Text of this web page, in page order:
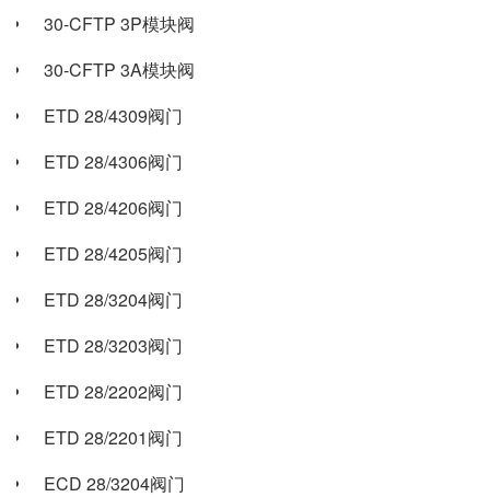
30-CFTP 3P模块阀
30-CFTP 3A模块阀
ETD 28/4309阀门
ETD 28/4306阀门
ETD 28/4206阀门
ETD 28/4205阀门
ETD 28/3204阀门
ETD 28/3203阀门
ETD 28/2202阀门
ETD 28/2201阀门
ECD 28/3204阀门